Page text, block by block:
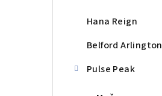
Hana Reign
Belford Arlington
Pulse Peak